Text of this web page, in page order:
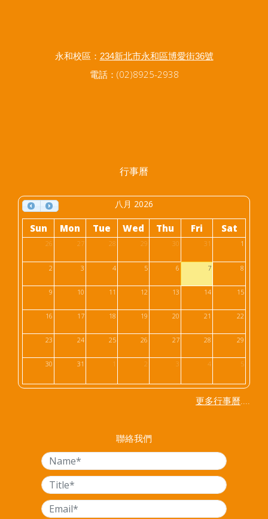
永和校區： 234新北市永和區博愛街36號
電話：(02)8925-2938
行事曆
八月 2026
Sun Mon Tue Wed Thu Fri Sat
26 27 28 29 30 31 1
2 3 4 5 6 7 8
9 10 11 12 13 14 15
16 17 18 19 20 21 22
23 24 25 26 27 28 29
30 31 1 2 3 4 5
更多行事曆....
聯絡我們